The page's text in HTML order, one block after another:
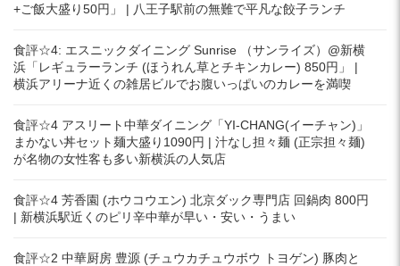
+ご飯大盛り50円」 | 八王子駅前の無難で平凡な餃子ランチ
食評☆4: エスニックダイニング Sunrise （サンライズ）@新横
浜「レギュラーランチ (ほうれん草とチキンカレー) 850円」 |
横浜アリーナ近くの雑居ビルでお腹いっぱいのカレーを満喫
食評☆4 アスリート中華ダイニング「YI-CHANG(イーチャン)」
まかない丼セット麺大盛り1090円 | 汁なし担々麺 (正宗担々麺)
が名物の女性客も多い新横浜の人気店
食評☆4 芳香園 (ホウコウエン) 北京ダック専門店 回鍋肉 800円
| 新横浜駅近くのピリ辛中華が早い・安い・うまい
食評☆2 中華厨房 豊源 (チュウカチュウボウ トヨゲン) 豚肉と